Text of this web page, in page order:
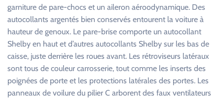
garniture de pare-chocs et un aileron aéroodynamique. Des
autocollants argentés bien conservés entourent la voiture à
hauteur de genoux. Le pare-brise comporte un autocollant
Shelby en haut et d’autres autocollants Shelby sur les bas de
caisse, juste derrière les roues avant. Les rétroviseurs latéraux
sont tous de couleur carrosserie, tout comme les inserts des
poignées de porte et les protections latérales des portes. Les
panneaux de voilure du pilier C arborent des faux ventilateurs